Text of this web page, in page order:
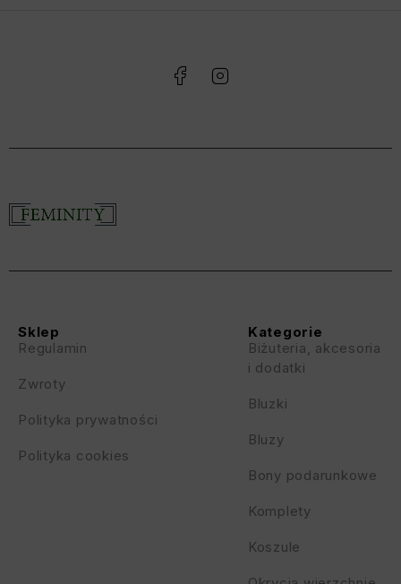
Kategorie
Biżuteria, akcesoria
i dodatki
Bluzki
Bluzy
Bony podarunkowe
Komplety
Koszule
Sklep
Regulamin
Zwroty
Polityka prywatności
Polityka cookies